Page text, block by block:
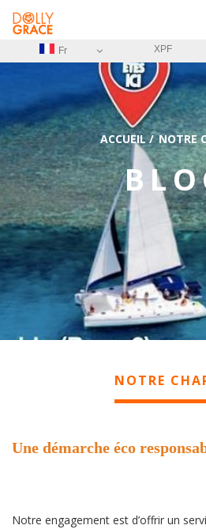
Fr XPF
ACCUEIL/ NOTRE
NOTRE
Une démarche éco
Notre engagement est d’offrir un